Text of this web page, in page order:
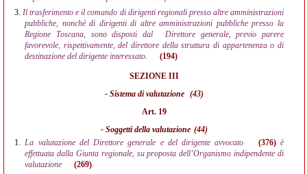
3.Il trasferimento e il comando di dirigenti regionali presso altre amministrazioni
pubbliche, nonché di dirigenti di altre amministrazioni pubbliche presso la
Regione Toscana, sono disposti dal
Direttore generale, previo parere
favorevole, rispettivamente, del direttore della struttura di appartenenza o di
destinazione del dirigente interessato.
(194)
SEZIONE III
- Sistema di valutazione (43)
Art. 19
- Soggetti della valutazione (44)
1.La valutazione del Direttore generale e del dirigente avvocato (376)è
effettuata dalla Giunta regionale, su proposta dell’Organismo indipendente di
valutazione
(269).